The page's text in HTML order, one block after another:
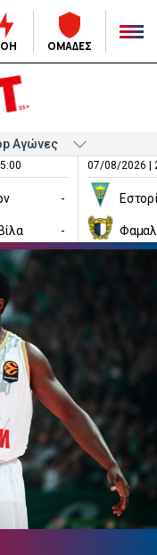
ΟΜΑΔΕΣ
-
-
07/08/2026 |